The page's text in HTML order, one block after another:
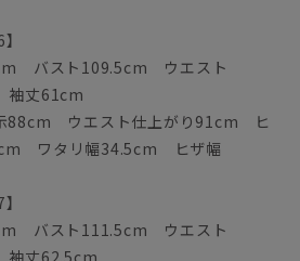
バスト109.5cm ウエスト
丈61cm
88cm ウエスト仕上がり91cm ヒ
ワタリ幅34.5cm ヒザ幅
バスト111.5cm ウエスト
丈62.5cm